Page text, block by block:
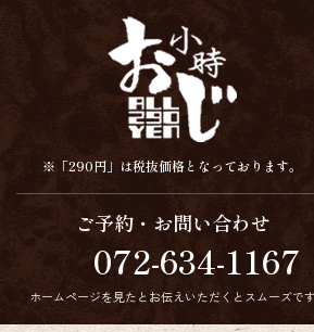
※「290円」は税抜価格となっております。
ご予約・お問い合わせ
072-634-1167
ホームページを見たとお伝えいただくとスムーズで